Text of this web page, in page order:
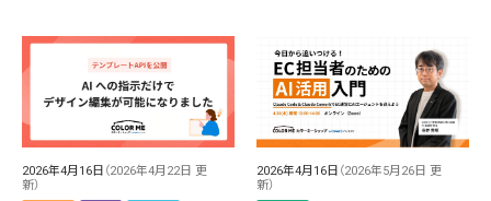
2026年4月16日 （2026年4月22日 更
新）
2026年4月16日 （2026年5月26日 更
新）